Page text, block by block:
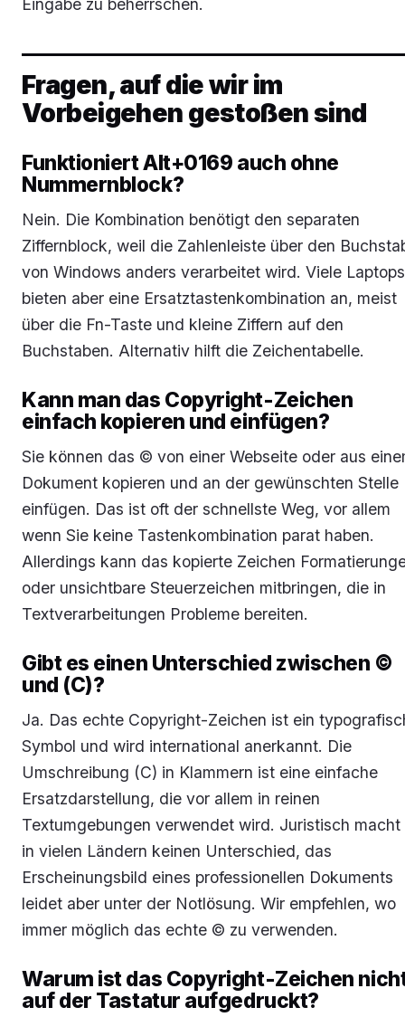
Fragen, auf die wir im
Vorbeigehen gestoßen sind
Funktioniert Alt+0169 auch ohne
Nummernblock?
Nein. Die Kombination benötigt den separaten
Ziffernblock, weil die Zahlenleiste über den
von Windows anders verarbeitet wird. Viele Laptops
bieten aber eine Ersatztastenkombination an, meist
über die Fn-Taste und kleine Ziffern auf den
Buchstaben. Alternativ hilft die Zeichentabelle.
Kann man das Copyright-Zeichen
einfach kopieren und einfügen?
Sie können das © von einer Webseite oder aus
Dokument kopieren und an der gewünschten Stelle
einfügen. Das ist oft der schnellste Weg, vor allem
wenn Sie keine Tastenkombination parat haben.
Allerdings kann das kopierte Zeichen
oder unsichtbare Steuerzeichen mitbringen, die in
Textverarbeitungen Probleme bereiten.
Gibt es einen Unterschied zwischen ©
und (C)?
Ja. Das echte Copyright-Zeichen ist ein
Symbol und wird international anerkannt. Die
Umschreibung (C) in Klammern ist eine einfache
Ersatzdarstellung, die vor allem in reinen
Textumgebungen verwendet wird. Juristisch macht
in vielen Ländern keinen Unterschied, das
Erscheinungsbild eines professionellen Dokuments
leidet aber unter der Notlösung. Wir empfehlen, wo
immer möglich das echte © zu verwenden.
Warum ist das Copyright-Zeichen
auf der Tastatur aufgedruckt?